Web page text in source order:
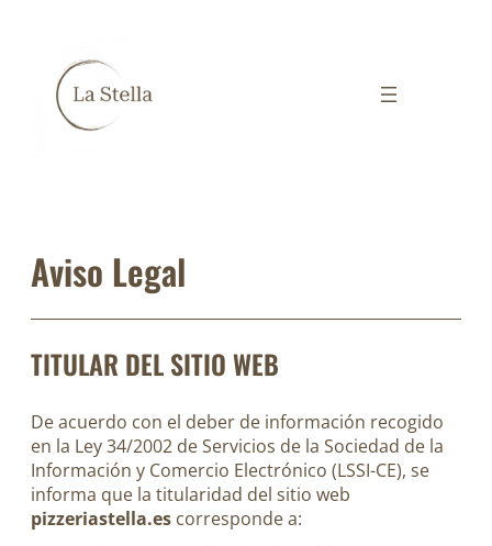
contenido
Aviso Legal
TITULAR DEL SITIO WEB
De acuerdo con el deber de información recogido
en la Ley 34/2002 de Servicios de la Sociedad de la
Información y Comercio Electrónico (LSSI-CE), se
informa que la titularidad del sitio web
pizzeriastella.es corresponde a: